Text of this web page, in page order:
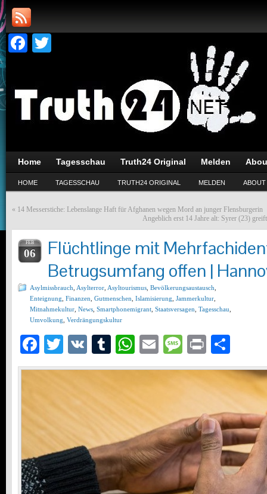
Facebook
Home Tagesschau Truth24 Original Melden
HOME TAGESSCHAU TRUTH24 ORIGINAL MELDEN ABOUT
« 14 Messerstiche: Lebenslange Haft für Afghanen wegen Mord an junger Flensburgerin
Angeblich erst 14 Jahre alt: Syrer (23)
FEB
06
Flüchtlinge mit
Betrugsumfang offen |
Asylmissbrauch Asylterror Asyltourismus Bevölkerungsaustausch
Enteignung Finanzen Gutmenschen Islamisierung Jammerkultur
Mitnahmekultur News Smartphonemigrant Staatsversagen Tagesschau
Umvolkung Verdrängungskultur
Facebook
Twitter
VK Tumblr
WhatsApp
EmailMessage
Print